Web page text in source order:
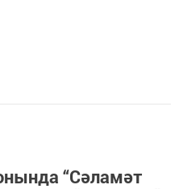
“Сәламәт